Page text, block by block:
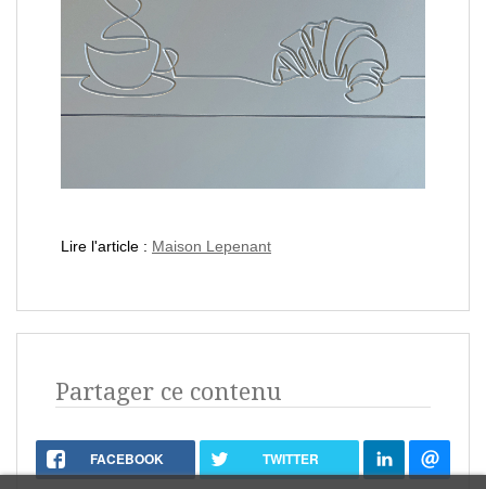
Lire l'article : Maison Lepenant
Partager ce contenu
FACEBOOK TWITTER